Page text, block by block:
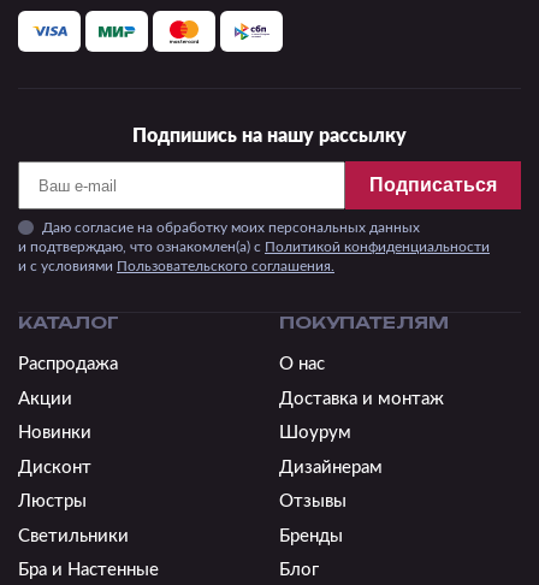
Подпишись на нашу рассылку
Подписаться
Даю согласие на обработку моих персональных данных
и подтверждаю, что ознакомлен(а) с Политикой конфиденциальности
и c условиями Пользовательского соглашения.
КАТАЛОГ
Распродажа
Акции
Новинки
Дисконт
Люстры
Светильники
Бра и Настенные
ПОКУПАТЕЛЯМ
О нас
Доставка и монтаж
Шоурум
Дизайнерам
Отзывы
Бренды
Блог